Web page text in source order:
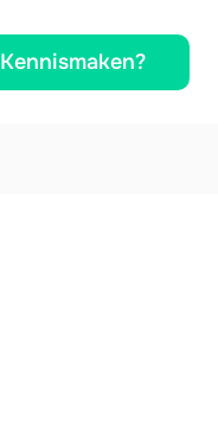
Kennismaken?